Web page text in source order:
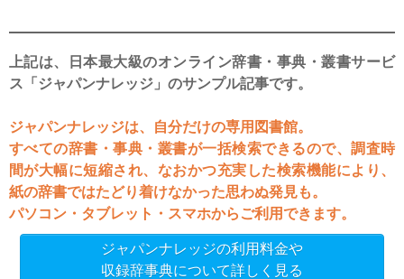
上記は、日本最大級のオンライン辞書・事典・叢書サービ
ス「ジャパンナレッジ」のサンプル記事です。
ジャパンナレッジは、自分だけの専用図書館。
すべての辞書・事典・叢書が一括検索できるので、調査時
間が大幅に短縮され、なおかつ充実した検索機能により、
紙の辞書ではたどり着けなかった思わぬ発見も。
パソコン・タブレット・スマホからご利用できます。
ジャパンナレッジの利用料金や
収録辞事典について詳しく見る